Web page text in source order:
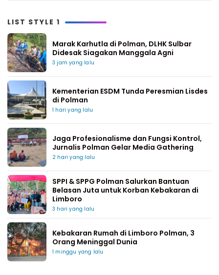
LIST STYLE 1
Marak Karhutla di Polman, DLHK Sulbar
Didesak Siagakan Manggala Agni
3 jam yang lalu
Kementerian ESDM Tunda Peresmian Lisdes
di Polman
1 hari yang lalu
Jaga Profesionalisme dan Fungsi Kontrol,
Jurnalis Polman Gelar Media Gathering
2 hari yang lalu
SPPI & SPPG Polman Salurkan Bantuan
Belasan Juta untuk Korban Kebakaran di
Limboro
3 hari yang lalu
Kebakaran Rumah di Limboro Polman, 3
Orang Meninggal Dunia
1 minggu yang lalu